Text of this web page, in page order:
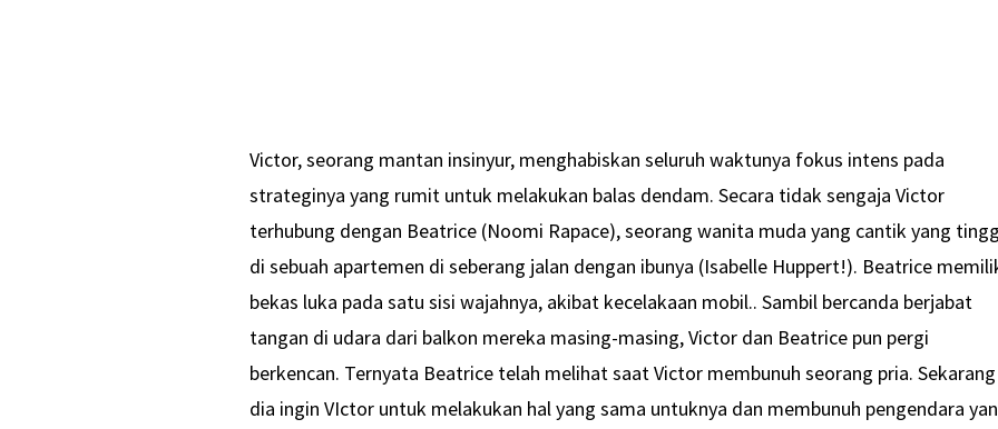
Victor, seorang mantan insinyur, menghabiskan seluruh waktunya fokus intens pada
strateginya yang rumit untuk melakukan balas dendam. Secara tidak sengaja Victor
terhubung dengan Beatrice (Noomi Rapace), seorang wanita muda yang cantik yang
di sebuah apartemen di seberang jalan dengan ibunya (Isabelle Huppert!). Beatrice
bekas luka pada satu sisi wajahnya, akibat kecelakaan mobil.. Sambil bercanda berjabat
tangan di udara dari balkon mereka masing-masing, Victor dan Beatrice pun pergi
berkencan. Ternyata Beatrice telah melihat saat Victor membunuh seorang pria. Sekarang
dia ingin VIctor untuk melakukan hal yang sama untuknya dan membunuh pengendara